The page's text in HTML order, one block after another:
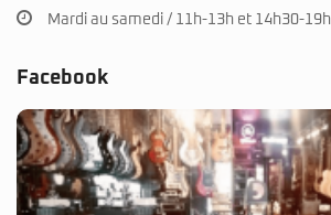
Mardi au samedi / 11h-13h et 14h30-19h
Facebook